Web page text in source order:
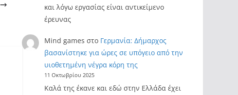
και λόγω εργασίας είναι αντικείμενο
έρευνας
Mind games στο Γερμανία: Δήμαρχος
βασανίστηκε για ώρες σε υπόγειο από την
υιοθετημένη νέγρα κόρη της
11 Οκτωβρίου 2025
Καλά της έκανε και εδώ στην Ελλάδα έχει